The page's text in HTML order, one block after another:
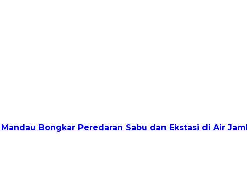
Bongkar Peredaran Sabu dan Ekstasi di Air